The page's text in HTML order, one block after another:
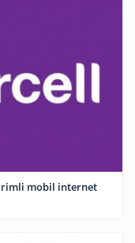
mobil internet